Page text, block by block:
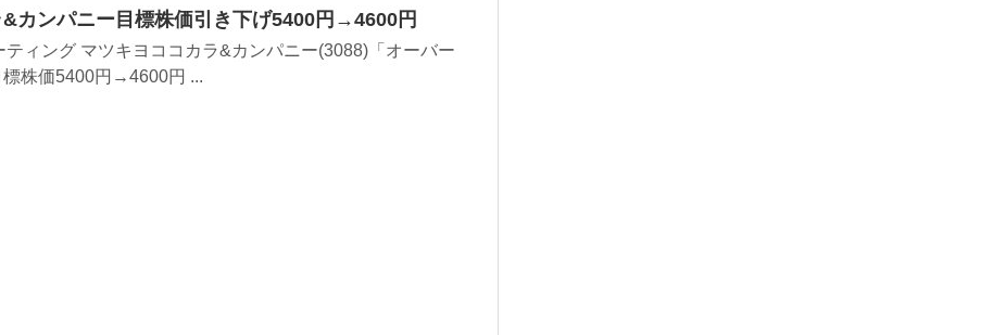
カンパニー目標株価引き下げ5400円→4600円
ィング マツキヨココカラ&カンパニー(3088)「オーバー
株価5400円→4600円 ...